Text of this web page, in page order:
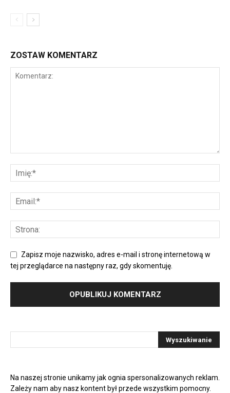
ZOSTAW KOMENTARZ
Zapisz moje nazwisko, adres e-mail i stronę internetową w
tej przeglądarce na następny raz, gdy skomentuję.
Na naszej stronie unikamy jak ognia spersonalizowanych reklam.
Zależy nam aby nasz kontent był przede wszystkim pomocny.